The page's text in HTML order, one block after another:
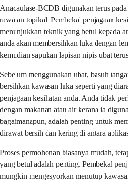
Anacaulase-BCDB digunakan terus
rawatan topikal. Pembekal penjagaan
menunjukkan teknik yang betul kepada
anda akan membersihkan luka dengan
kemudian sapukan lapisan nipis ubat
Sebelum menggunakan ubat, basuh
bersihkan kawasan luka seperti yang
penjagaan kesihatan anda. Anda tidak
dengan makanan atau air kerana ia
bagaimanapun, adalah penting untuk
dirawat bersih dan kering di antara
Proses permohonan biasanya mudah,
yang betul adalah penting. Pembekal
mungkin mengesyorkan menutup